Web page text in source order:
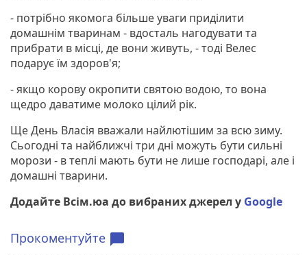
- потрібно якомога більше уваги приділити
домашнім тваринам - вдосталь нагодувати та
прибрати в місці, де вони живуть, - тоді Велес
подарує їм здоров'я;
- якщо корову окропити святою водою, то вона
щедро даватиме молоко цілий рік.
Ще День Власія вважали найлютішим за всю зиму.
Сьогодні та найближчі три дні можуть бути сильні
морози - в теплі мають бути не лише господарі, але і
домашні тварини.
Додайте Всім.юа до вибраних джерел у Google
Прокоментуйте chat_bubble